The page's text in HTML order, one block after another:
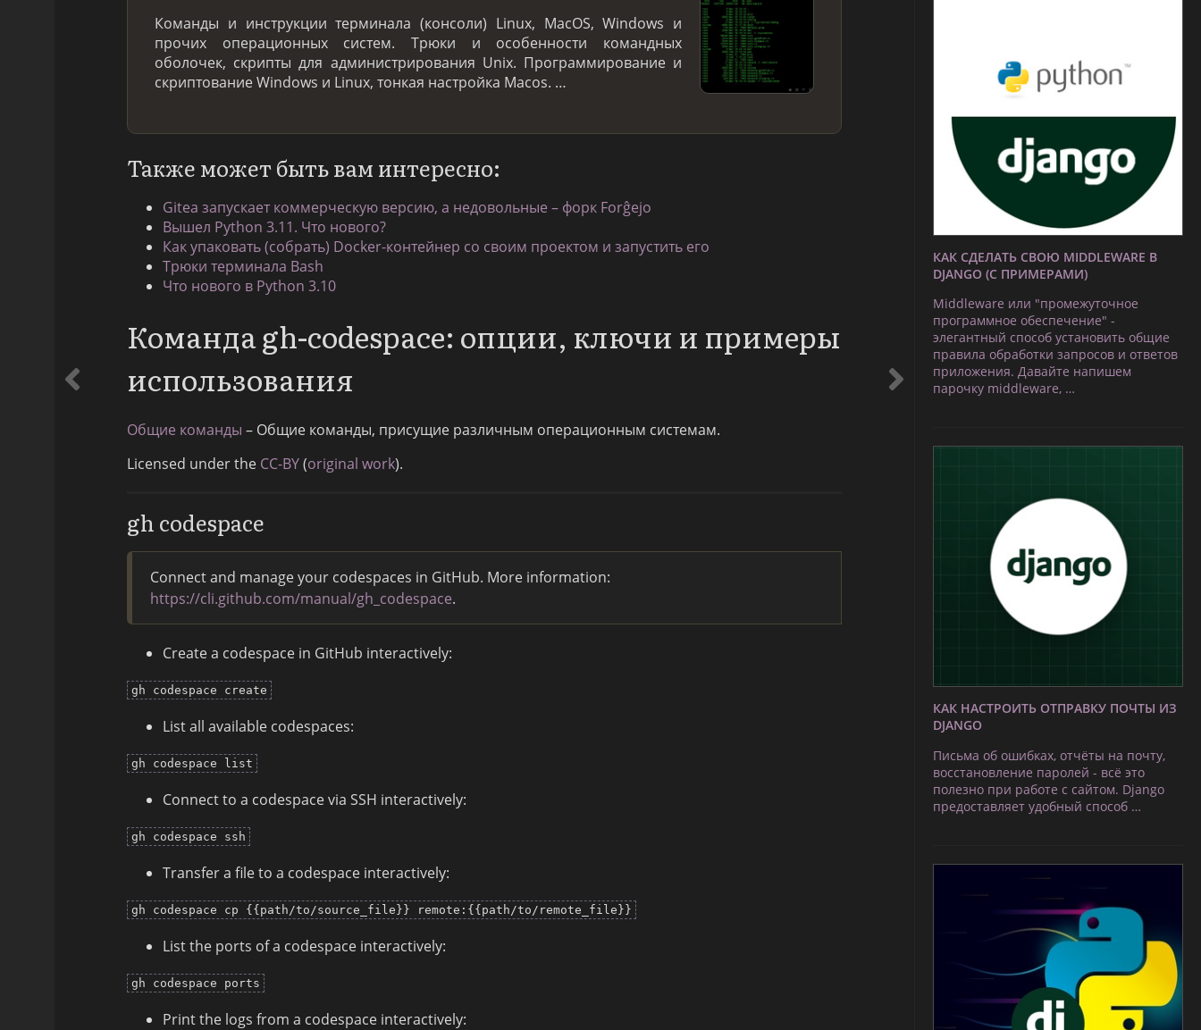
Команды и инструкции терминала (консоли) Linux, MacOS, Windows и
прочих операционных систем. Трюки и особенности командных
оболочек, скрипты для администрирования Unix. Программирование и
скриптование Windows и Linux, тонкая настройка Macos. …
Также может быть вам интересно:
Gitea запускает коммерческую версию, а недовольные – форк Forĝejo
Вышел Python 3.11. Что нового?
Как упаковать (собрать) Docker-контейнер со своим проектом и запустить его
Трюки терминала Bash
Что нового в Python 3.10
Команда gh-codespace: опции, ключи и примеры
использования
Общие команды – Общие команды, присущие различным операционным системам.
Licensed under the CC-BY(original work).
gh codespace
Connect and manage your codespaces in GitHub. More information:
https://cli.github.com/manual/gh_codespace.
Create a codespace in GitHub interactively:
gh codespace create
List all available codespaces:
gh codespace list
Connect to a codespace via SSH interactively:
gh codespace ssh
Transfer a file to a codespace interactively:
gh codespace cp {{path/to/source_file}} remote:{{path/to/remote_file}}
List the ports of a codespace interactively:
gh codespace ports
Print the logs from a codespace interactively:
КАК СДЕЛАТЬ СВОЮ MIDDLEWARE В
DJANGO (С ПРИМЕРАМИ)
Middleware или "промежуточное
программное обеспечение" -
элегантный способ установить общие
правила обработки запросов и ответов
приложения. Давайте напишем
парочку middleware, …
КАК НАСТРОИТЬ ОТПРАВКУ ПОЧТЫ ИЗ
DJANGO
Письма об ошибках, отчёты на почту,
восстановление паролей - всё это
полезно при работе с сайтом. Django
предоставляет удобный способ …